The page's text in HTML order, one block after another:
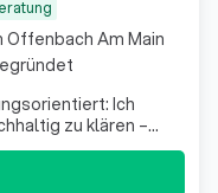
Ich
zu klären –
Für mehr Klarheit,
Am Main